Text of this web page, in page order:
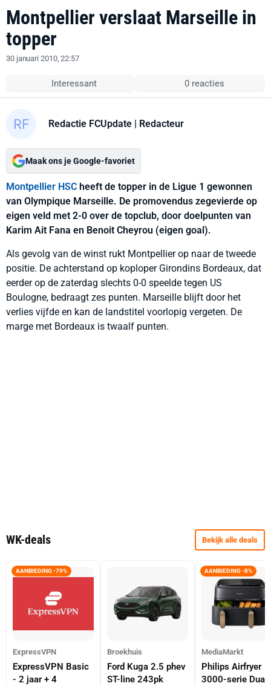
Montpellier verslaat Marseille in
topper
30 januari 2010, 22:57
Interessant 0 reacties
Redactie FCUpdate | Redacteur
Maak ons je Google-favoriet
Montpellier HSC heeft de topper in de Ligue 1 gewonnen
van Olympique Marseille. De promovendus zegevierde op
eigen veld met 2-0 over de topclub, door doelpunten van
Karim Ait Fana en Benoit Cheyrou (eigen goal).
Als gevolg van de winst rukt Montpellier op naar de tweede
positie. De achterstand op koploper Girondins Bordeaux, dat
eerder op de zaterdag slechts 0-0 speelde tegen US
Boulogne, bedraagt zes punten. Marseille blijft door het
verlies vijfde en kan de landstitel voorlopig vergeten. De
marge met Bordeaux is twaalf punten.
WK-deals Bekijk alle deals
AANBIEDING -79%
ExpressVPN
ExpressVPN Basic
- 2 jaar + 4
Broekhuis
Ford Kuga 2.5 phev
ST-line 243pk
AANBIEDING -8%
MediaMarkt
Philips Airfryer
3000-serie Dual